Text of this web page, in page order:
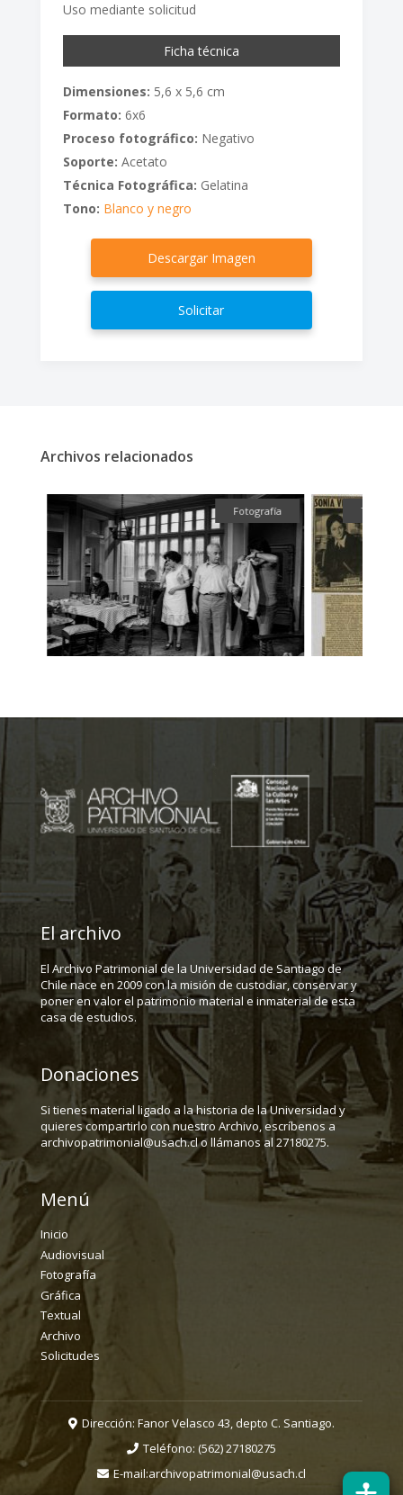
Uso mediante solicitud
Ficha técnica
Dimensiones: 5,6 x 5,6 cm
Formato: 6x6
Proceso fotográfico: Negativo
Soporte: Acetato
Técnica Fotográfica: Gelatina
Tono: Blanco y negro
Descargar Imagen
Solicitar
Archivos relacionados
Fotografía Textual
El archivo
El Archivo Patrimonial de la Universidad de Santiago de
Chile nace en 2009 con la misión de custodiar, conservar y
poner en valor el patrimonio material e inmaterial de esta
casa de estudios.
Donaciones
Si tienes material ligado a la historia de la Universidad y
quieres compartirlo con nuestro Archivo, escríbenos a
archivopatrimonial@usach.cl o llámanos al 27180275.
Menú
Inicio
Audiovisual
Fotografía
Gráfica
Textual
Archivo
Solicitudes
Dirección: Fanor Velasco 43, depto C. Santiago.
Teléfono: (562) 27180275
E-mail:archivopatrimonial@usach.cl